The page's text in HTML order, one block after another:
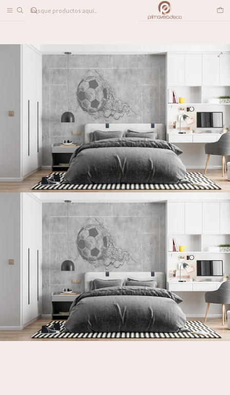
PAPELES MURALES HOBBIES